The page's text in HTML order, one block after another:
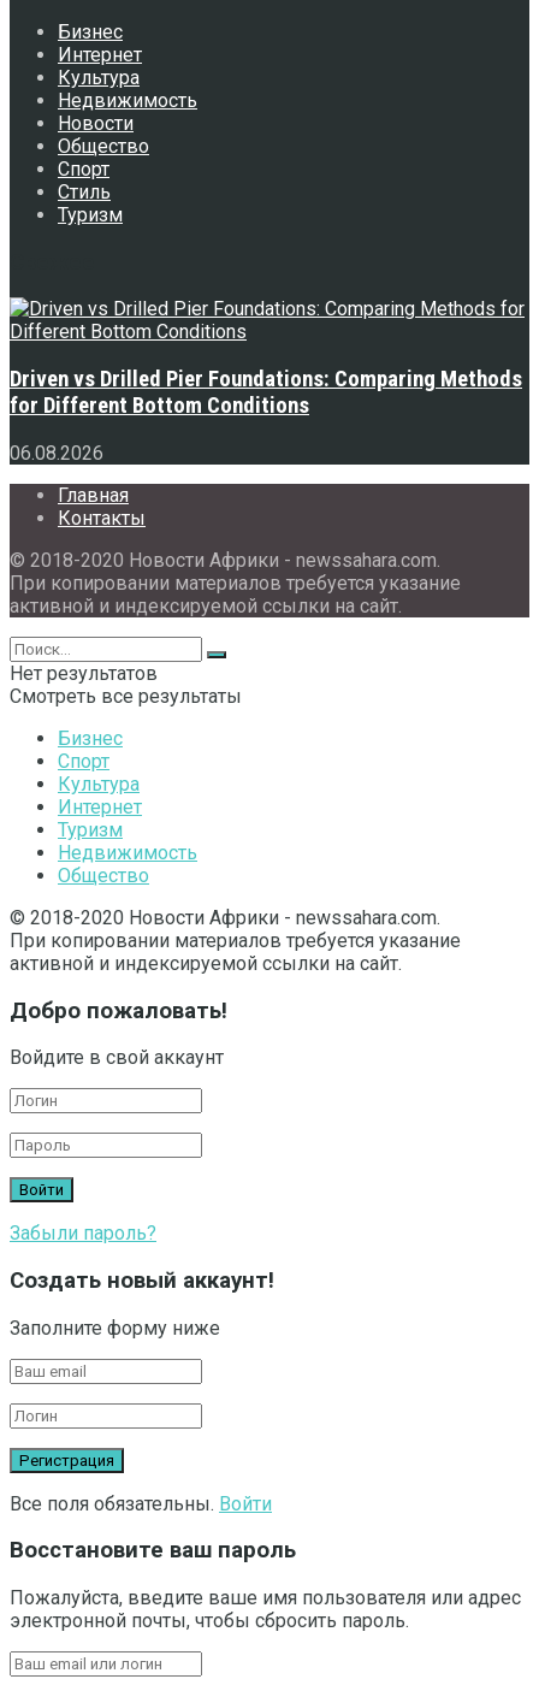
Бизнес
Интернет
Культура
Недвижимость
Новости
Общество
Спорт
Стиль
Туризм
Driven vs Drilled Pier Foundations: Comparing Methods
for Different Bottom Conditions
06.08.2026
Главная
Контакты
© 2018-2020 Новости Африки - newssahara.com.
При копировании материалов требуется указание
активной и индексируемой ссылки на сайт.
Нет результатов
Смотреть все результаты
Бизнес
Спорт
Культура
Интернет
Туризм
Недвижимость
Общество
© 2018-2020 Новости Африки - newssahara.com.
При копировании материалов требуется указание
активной и индексируемой ссылки на сайт.
Добро пожаловать!
Войдите в свой аккаунт
Забыли пароль?
Создать новый аккаунт!
Заполните форму ниже
Все поля обязательны. Войти
Восстановите ваш пароль
Пожалуйста, введите ваше имя пользователя или адрес
электронной почты, чтобы сбросить пароль.